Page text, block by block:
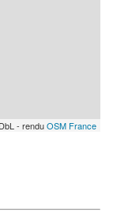
- renduOSM France